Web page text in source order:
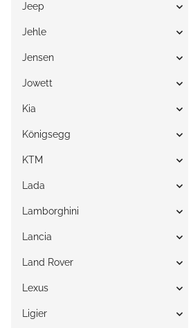
Jeep
Jehle
Jensen
Jowett
Kia
Königsegg
KTM
Lada
Lamborghini
Lancia
Land Rover
Lexus
Ligier